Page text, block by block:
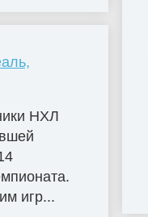
НХЛ
игр...